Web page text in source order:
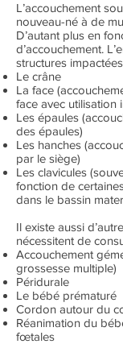
L’accouchement
nouveau-né à de
D’autant plus en
d’accouchement.
structures
Le crâne
La face
face avec utilisation
Les épaules
des épaules)
Les hanches
par le siège)
Les clavicules
fonction de
dans le bassin
Il existe aussi
nécessitent de
Accouchement
grossesse multiple)
Péridurale
Le bébé prématuré
Cordon autour du
Réanimation du
fœtales